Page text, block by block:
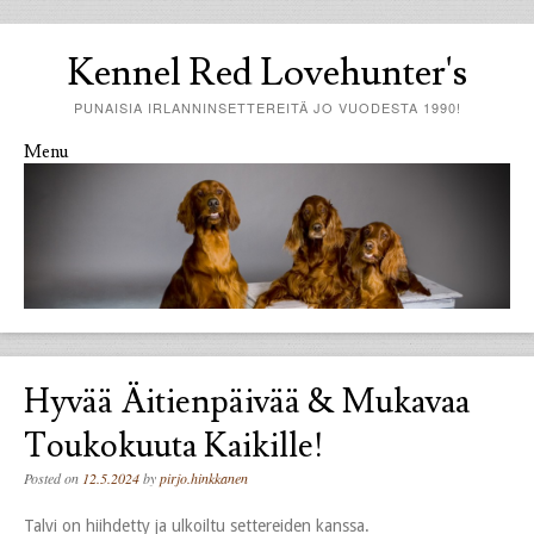
Kennel Red Lovehunter's
PUNAISIA IRLANNINSETTEREITÄ JO VUODESTA 1990!
Menu
Hyvää Äitienpäivää & Mukavaa
Toukokuuta Kaikille!
Posted on 12.5.2024bypirjo.hinkkanen
Talvi on hiihdetty ja ulkoiltu settereiden kanssa.